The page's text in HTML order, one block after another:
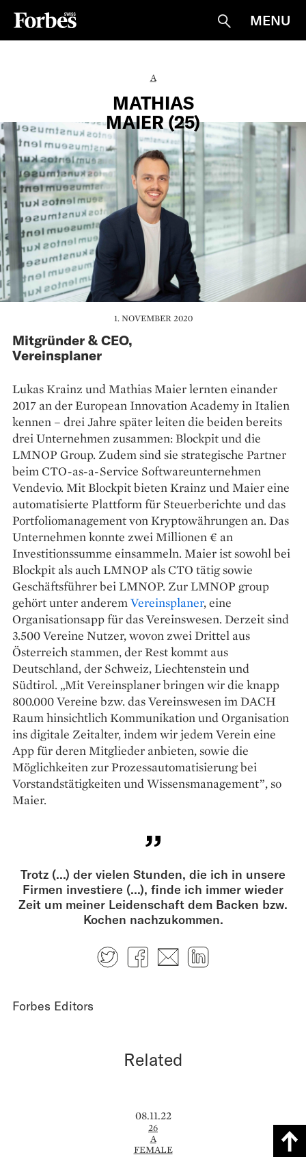
Suche
MENU
A
MATHIAS
MAIER (25)
1. NOVEMBER 2020
Mitgründer & CEO,
Vereinsplaner
Lukas Krainz und Mathias Maier lernten einander
2017 an der European Innovation Academy in Italien
kennen – drei Jahre später leiten die beiden bereits
drei Unternehmen zusammen: Blockpit und die
LMNOP Group. Zudem sind sie strategische Partner
beim CTO-as-a-Service Softwareunternehmen
Vendevio. Mit Blockpit bieten Krainz und Maier eine
automatisierte Plattform für Steuerberichte und das
Portfoliomanagement von Kryptowährungen an. Das
Unternehmen konnte zwei Millionen € an
Investitionssumme einsammeln. Maier ist sowohl bei
Blockpit als auch LMNOP als CTO tätig sowie
Geschäftsführer bei LMNOP. Zur LMNOP group
gehört unter anderemVereinsplaner, eine
Organisationsapp für das Vereinswesen. Derzeit sind
3.500 Vereine Nutzer, wovon zwei Drittel aus
Österreich stammen, der Rest kommt aus
Deutschland, der Schweiz, Liechtenstein und
Südtirol. „Mit Vereinsplaner bringen wir die knapp
800.000 Vereine bzw. das Vereinswesen im DACH
Raum hinsichtlich Kommunikation und Organisation
ins digitale Zeitalter, indem wir jedem Verein eine
App für deren Mitglieder anbieten, sowie die
Möglichkeiten zur Prozessautomatisierung bei
Vorstandstätigkeiten und Wissensmanagement”, so
Maier.
Trotz (...) der vielen Stunden, die ich in unsere
Firmen investiere (...), finde ich immer wieder
Zeit um meiner Leidenschaft dem Backen bzw.
Kochen nachzukommen.
TwitterFacebook
E-mail
Forbes Editors
Related
08.11.22
26
A
FEMALE